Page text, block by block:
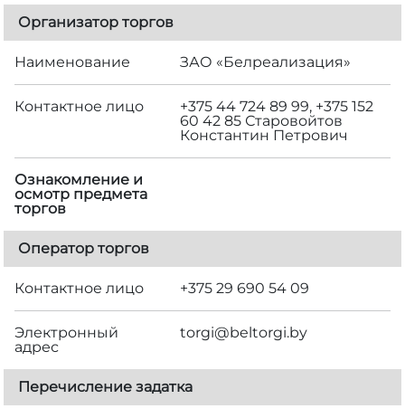
Организатор торгов
Наименование ЗАО «Белреализация»
Контактное лицо
+375 44 724 89 99, +375 152
60 42 85 Старовойтов
Константин Петрович
Ознакомление и
осмотр предмета
торгов
Оператор торгов
Контактное лицо +375 29 690 54 09
Электронный
адрес
torgi@beltorgi.by
Перечисление задатка